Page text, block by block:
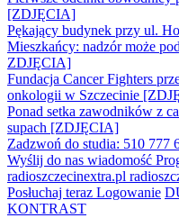
[ZDJĘCIA]
Pękający budynek przy ul.
Mieszkańcy: nadzór może
ZDJĘCIA]
Fundacja Cancer Fighters
onkologii w Szczecinie
Ponad setka zawodników z
supach [ZDJĘCIA]
Zadzwoń do studia: 510 777
Wyślij do nas wiadomość
radioszczecinextra.pl
Posłuchaj teraz Logowanie
KONTRAST